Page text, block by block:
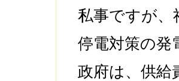
私事ですが、
停電対策の発
政府は、供給